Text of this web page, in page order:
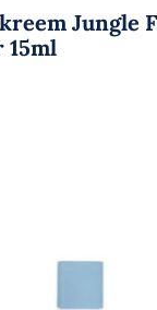
Jungle
15ml